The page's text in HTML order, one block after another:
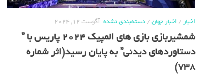
اخبار/اخبار جهان/دسته‌بندی نشده آگوست 12, 2024
شمشیربازی بازی های المپیک 2024 پاریس با ”
دستاوردهای دیدنی” به پایان رسید(اثر شماره
738)